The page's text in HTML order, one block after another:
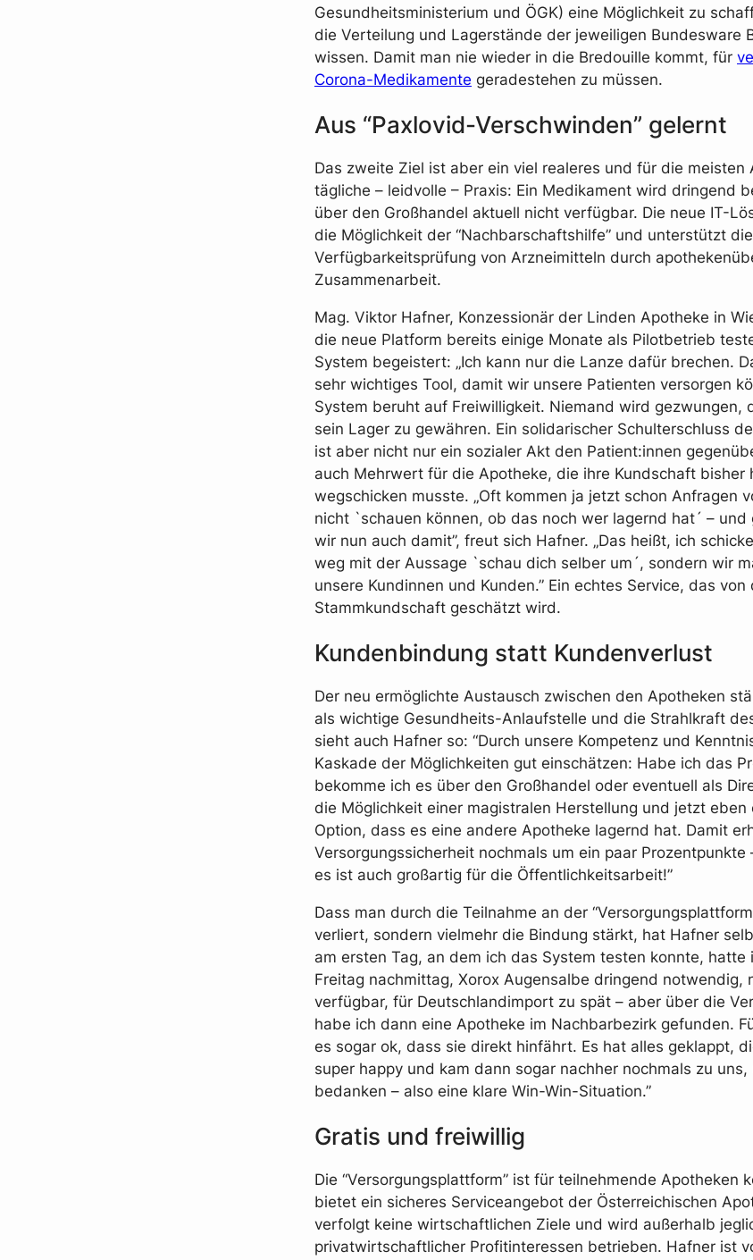
Gesundheitsministerium und ÖGK) eine Möglichkeit zu
die Verteilung und Lagerstände der jeweiligen Bundesware
wissen. Damit man nie wieder in die Bredouille kommt, für
Corona-Medikamente geradestehen zu müssen.
Aus “Paxlovid-Verschwinden” gelernt
Das zweite Ziel ist aber ein viel realeres und für die meisten
tägliche – leidvolle – Praxis: Ein Medikament wird dringend
über den Großhandel aktuell nicht verfügbar. Die neue IT-
die Möglichkeit der “Nachbarschaftshilfe” und unterstützt die
Verfügbarkeitsprüfung von Arzneimitteln durch
Zusammenarbeit.
Mag. Viktor Hafner, Konzessionär der Linden Apotheke in
die neue Platform bereits einige Monate als Pilotbetrieb
System begeistert: „Ich kann nur die Lanze dafür brechen.
sehr wichtiges Tool, damit wir unsere Patienten versorgen
System beruht auf Freiwilligkeit. Niemand wird gezwungen,
sein Lager zu gewähren. Ein solidarischer Schulterschluss
ist aber nicht nur ein sozialer Akt den Patient:innen
auch Mehrwert für die Apotheke, die ihre Kundschaft bisher
wegschicken musste. „Oft kommen ja jetzt schon Anfragen
nicht `schauen können, ob das noch wer lagernd hat´ – und
wir nun auch damit”, freut sich Hafner. „Das heißt, ich
weg mit der Aussage `schau dich selber um´, sondern wir
unsere Kundinnen und Kunden.” Ein echtes Service, das von
Stammkundschaft geschätzt wird.
Kundenbindung statt Kundenverlust
Der neu ermöglichte Austausch zwischen den Apotheken
als wichtige Gesundheits-Anlaufstelle und die Strahlkraft des
sieht auch Hafner so: “Durch unsere Kompetenz und
Kaskade der Möglichkeiten gut einschätzen: Habe ich das
bekomme ich es über den Großhandel oder eventuell als
die Möglichkeit einer magistralen Herstellung und jetzt
Option, dass es eine andere Apotheke lagernd hat. Damit
Versorgungssicherheit nochmals um ein paar Prozentpunkte
es ist auch großartig für die Öffentlichkeitsarbeit!”
Dass man durch die Teilnahme an der
verliert, sondern vielmehr die Bindung stärkt, hat Hafner
am ersten Tag, an dem ich das System testen konnte, hatte
Freitag nachmittag, Xorox Augensalbe dringend notwendig,
verfügbar, für Deutschlandimport zu spät – aber über die
habe ich dann eine Apotheke im Nachbarbezirk gefunden.
es sogar ok, dass sie direkt hinfährt. Es hat alles geklappt,
super happy und kam dann sogar nachher nochmals zu uns,
bedanken – also eine klare Win-Win-Situation.”
Gratis und freiwillig
Die “Versorgungsplattform” ist für teilnehmende Apotheken
bietet ein sicheres Serviceangebot der Österreichischen
verfolgt keine wirtschaftlichen Ziele und wird außerhalb
privatwirtschaftlicher Profitinteressen betrieben. Hafner ist